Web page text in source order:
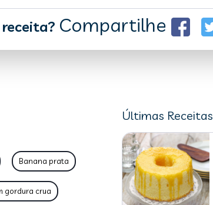
Compartilhe
Banana prata
gordura crua
Últimas Receitas